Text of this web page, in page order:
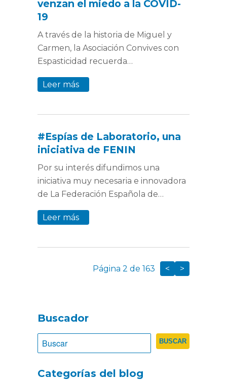
venzan el miedo a la COVID-
19
A través de la historia de Miguel y
Carmen, la Asociación Convives con
Espasticidad recuerda…
Leer más
#Espías de Laboratorio, una
iniciativa de FENIN
Por su interés difundimos una
iniciativa muy necesaria e innovadora
de La Federación Española de…
Leer más
Página 2 de 163 < >
Buscador
Categorías del blog